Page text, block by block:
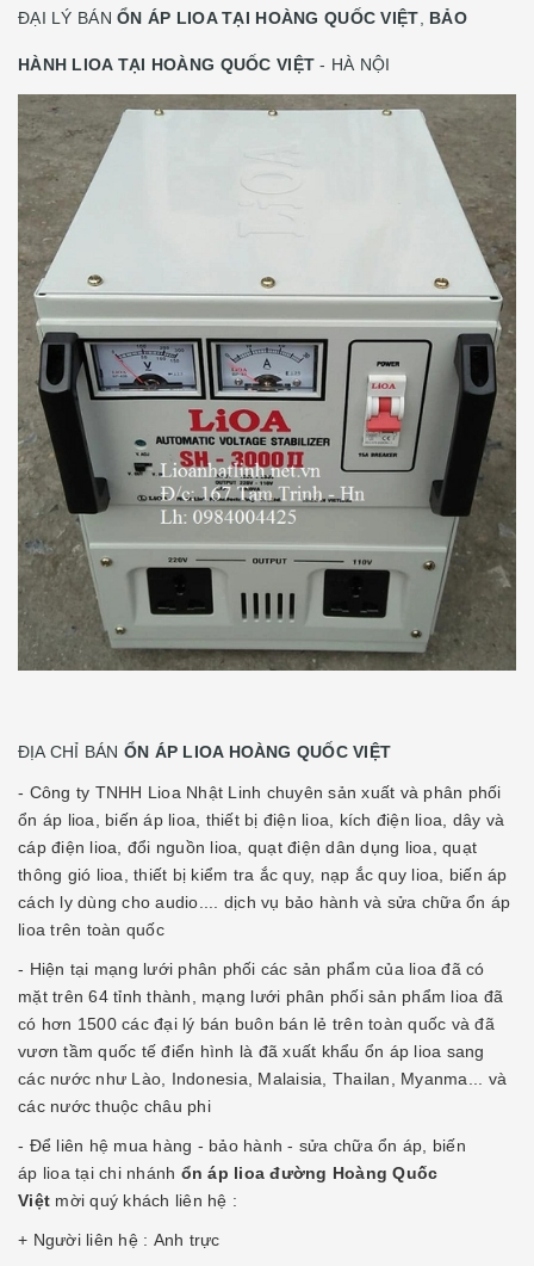
ĐẠI LÝ BÁNỔN ÁP LIOA TẠI HOÀNG QUỐC VIỆT, BẢO
HÀNH LIOA TẠI HOÀNG QUỐC VIỆT- HÀ NỘI
ĐỊA CHỈ BÁN ỔN ÁP LIOA HOÀNG QUỐC VIỆT
- Công ty TNHH Lioa Nhật Linh chuyên sản xuất và phân phối
ổn áp lioa, biến áp lioa, thiết bị điện lioa, kích điện lioa, dây và
cáp điện lioa, đổi nguồn lioa, quạt điện dân dụng lioa, quạt
thông gió lioa, thiết bị kiểm tra ắc quy, nạp ắc quy lioa, biến áp
cách ly dùng cho audio.... dịch vụ bảo hành và sửa chữa ổn áp
lioa trên toàn quốc
- Hiện tại mạng lưới phân phối các sản phẩm của lioa đã có
mặt trên 64 tỉnh thành, mạng lưới phân phối sản phẩm lioa đã
có hơn 1500 các đại lý bán buôn bán lẻ trên toàn quốc và đã
vươn tầm quốc tế điển hình là đã xuất khẩu ổn áp lioa sang
các nước như Lào, Indonesia, Malaisia, Thailan, Myanma... và
các nước thuộc châu phi
- Để liên hệ mua hàng - bảo hành - sửa chữa ổn áp, biến
áp lioa tại chi nhánh ổn áp lioa đường Hoàng Quốc
Việt mời quý khách liên hệ :
+ Người liên hệ : Anh trực